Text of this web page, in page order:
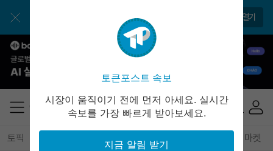
앱으로 더 간편하게 이용해보세요 앱 열기
토픽 마켓
토큰포스트 속보
시장이 움직이기 전에 먼저 아세요. 실시간
속보를 가장 빠르게 받아보세요.
지금 알림 받기